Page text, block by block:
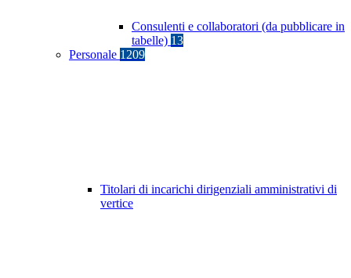
Consulenti e collaboratori (da pubblicare in
tabelle) 13
Personale 1209
Titolari di incarichi dirigenziali amministrativi di
vertice